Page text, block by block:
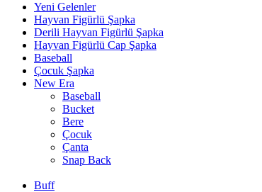
Yeni Gelenler
Hayvan Figürlü Şapka
Derili Hayvan Figürlü Şapka
Hayvan Figürlü Cap Şapka
Baseball
Çocuk Şapka
New Era
Baseball
Bucket
Bere
Çocuk
Çanta
Snap Back
Buff